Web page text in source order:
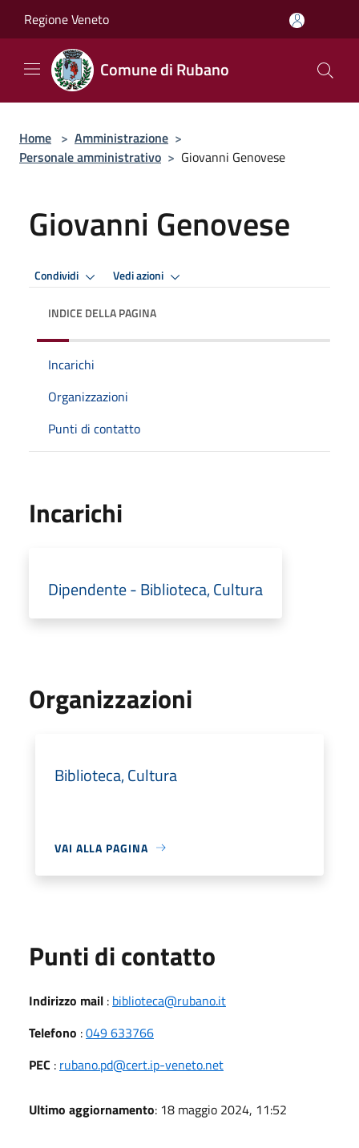
Regione Veneto
Comune di Rubano
Home > Amministrazione >
Personale amministrativo > Giovanni Genovese
Giovanni Genovese
Condividi Vedi azioni
INDICE DELLA PAGINA
Incarichi
Organizzazioni
Punti di contatto
Incarichi
Dipendente - Biblioteca, Cultura
Organizzazioni
Biblioteca, Cultura
VAI ALLA PAGINA
Punti di contatto
Indirizzo mail : biblioteca@rubano.it
Telefono :049 633766
PEC : rubano.pd@cert.ip-veneto.net
Ultimo aggiornamento: 18 maggio 2024, 11:52